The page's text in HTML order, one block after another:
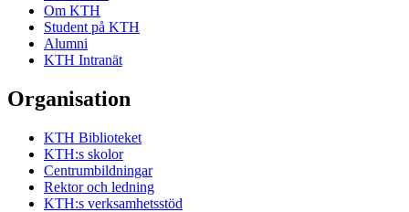
Om KTH
Student på KTH
Alumni
KTH Intranät
Organisation
KTH Biblioteket
KTH:s skolor
Centrumbildningar
Rektor och ledning
KTH:s verksamhetsstöd